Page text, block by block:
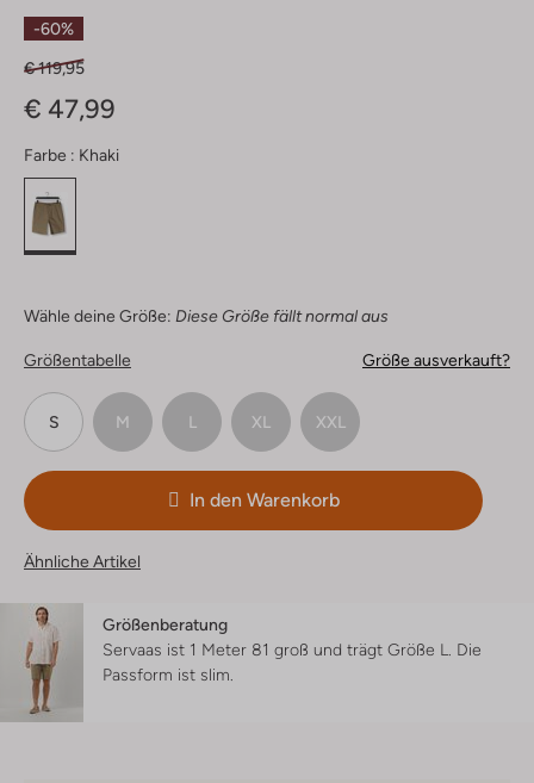
-60%
€ 119,95
€ 47,99
Farbe : Khaki
Wähle deine Größe: Diese Größe fällt normal aus
Größentabelle Größe ausverkauft?
S M L XL XXL
In den Warenkorb
Ähnliche Artikel
Größenberatung
Servaas ist 1 Meter 81 groß und trägt Größe L. Die
Passform ist slim